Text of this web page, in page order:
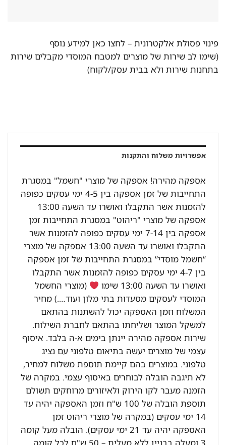
פינוי פסולת אלקטרונית – לחצו כאן למידע נוסף
(שימו לב שירות של מוצרים למטבח המוסדי מקבלים שירות
בתחנות שירות ולא בבית עסק/לקוח)
אפשרויות משלוח והתקנות
אספקה מהירה! אספקה של מוצרי "חשמל" במסגרת
התחייבות של זמן אספקה בין 4-5 ימי עסקים כפופה
להזמנות אשר התקבלו ואושרו עד השעה 13:00
אספקה של מוצרי "ריהוט" במסגרת התחייבות זמן
אספקה בין 7-14 ימי עסקים כפופה להזמנות אשר
התקבלו ואושרו עד השעה 13:00 אספקה של מוצרי
“חשמל מוסדי” במסגרת התחייבות של זמן אספקה
בין 4-7 ימי עסקים כפופה להזמנות אשר התקבלו
ואושרו עד השעה 13:00 שימו
(מוצרי החשמל
המוסדי לעסקים מסעדות בתי מלון ועוד….) מחיר
המשלוח וזמן האספקה יכול להשתנות בהתאם
למשקל המוצר ושליחתו בהתאם לחברת השילוח.
שירות אספקה מהירה יינתן בימים א-ה בלבד. איסוף
עצמי של מוצרים יעשה בתיאום טלפוני עם נציג
טלפוני. במוצרים בהם קיימת תוספת משלוח למחיר,
לא תיגבה הובלה לבוחרים באיסוף עצמי. במקרה של
הזמנה מעבר לקו הירוק ולאיזורים מרוחקים תשולם
תוספת הובלה של 100 ש"ח וזמן האספקה יהיה עד
14 ימי עסקים (במקרה של מוצרי ריהוט זמן
האספקה יהיה עד 21 ימי עסקים). הובלה מעל קומה